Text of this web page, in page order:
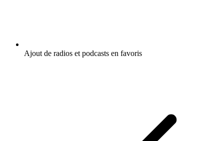
Ajout de radios et podcasts en favoris